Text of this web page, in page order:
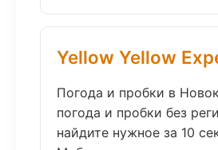
Yellow Yellow
Погода и пробки в
погода и пробки без
найдите нужное за 10